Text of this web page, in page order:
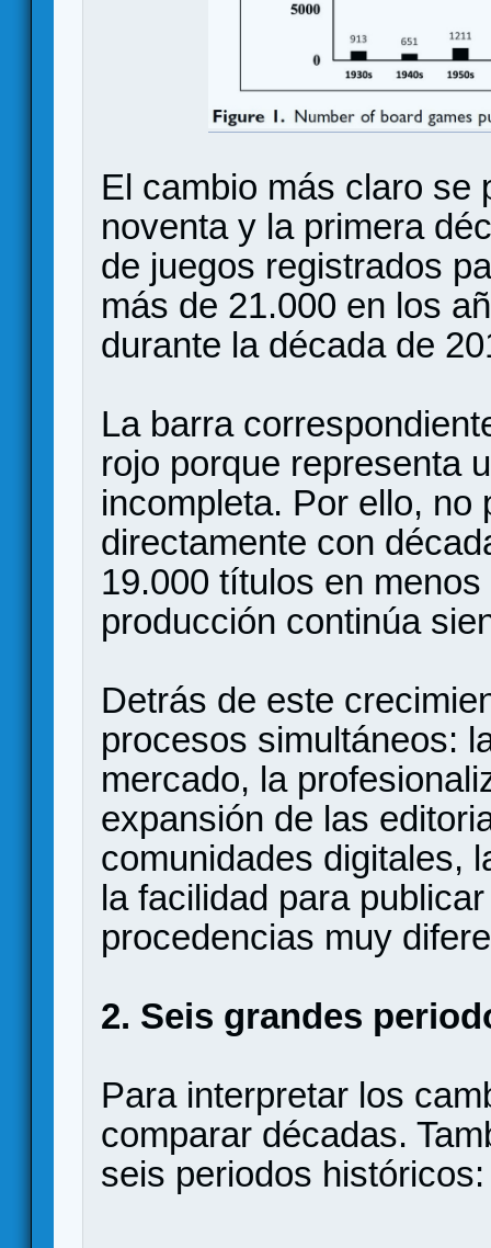
El cambio más claro se
noventa y la primera
de juegos registrados
más de 21.000 en los
durante la década de
La barra
rojo porque representa
incompleta. Por ello, no
directamente con
19.000 títulos en
producción continúa
Detrás de este
procesos simultáneos:
mercado, la
expansión de las
comunidades digitales,
la facilidad para
procedencias muy
2. Seis grandes
Para interpretar los
comparar décadas.
seis periodos históricos: